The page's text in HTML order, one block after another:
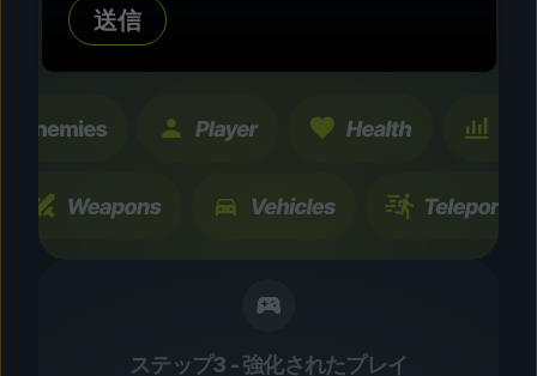
数百にも及ぶコミュニティテスト済みの強化およ
び機能を探索。すべての変更は一時的なもので、
ステップ3 - 強化されたプレイ
送信